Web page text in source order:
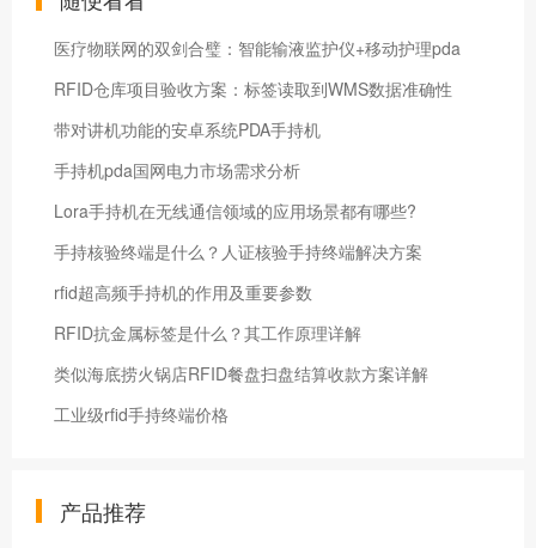
医疗物联网的双剑合璧：智能输液监护仪+移动护理pda
RFID仓库项目验收方案：标签读取到WMS数据准确性
带对讲机功能的安卓系统PDA手持机
手持机pda国网电力市场需求分析
Lora手持机在无线通信领域的应用场景都有哪些?
手持核验终端是什么？人证核验手持终端解决方案
rfid超高频手持机的作用及重要参数
RFID抗金属标签是什么？其工作原理详解
类似海底捞火锅店RFID餐盘扫盘结算收款方案详解
工业级rfid手持终端价格
产品推荐